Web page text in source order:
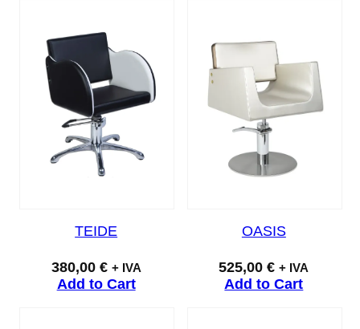
TEIDE
380,00 € + IVA
Add to Cart
OASIS
525,00€ + IVA
Add to Cart